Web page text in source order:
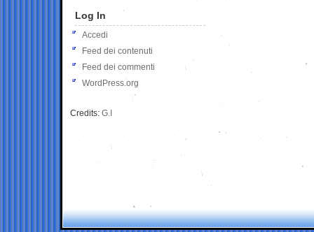
Log In
Accedi
Feed dei contenuti
Feed dei commenti
WordPress.org
Credits: G.I